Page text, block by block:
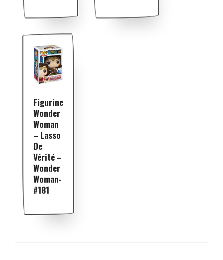
Figurine
Wonder
Woman
– Lasso
De
Vérité –
Wonder
Woman-
#181